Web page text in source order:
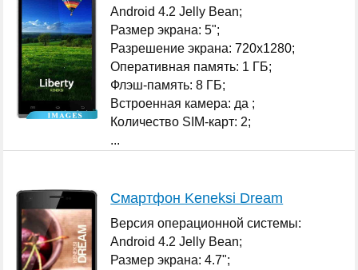
Android 4.2 Jelly Bean;
Размер экрана: 5";
Разрешение экрана: 720x1280;
Оперативная память: 1 ГБ;
Флэш-память: 8 ГБ;
Встроенная камера: да ;
Количество SIM-карт: 2;
...
Смартфон Keneksi Dream
Версия операционной системы:
Android 4.2 Jelly Bean;
Размер экрана: 4.7";